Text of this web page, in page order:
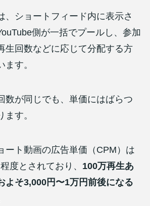
、ショートフィード内に表示さ
側が一括でプールし、参加
生回数などに応じて分配する方
す。
数が同じでも、単価にはばらつ
ます。
ート動画の広告単価（CPM）は
度とされており、 100万再生あ
よそ3,000円〜1万円前後になる